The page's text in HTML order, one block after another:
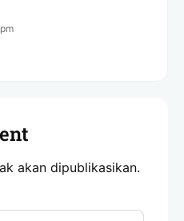
akan dipublikasikan.